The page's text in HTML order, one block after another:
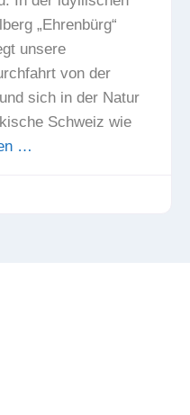
„Ehrenbürg“
unsere
von der
sich in der Natur
Schweiz wie
…